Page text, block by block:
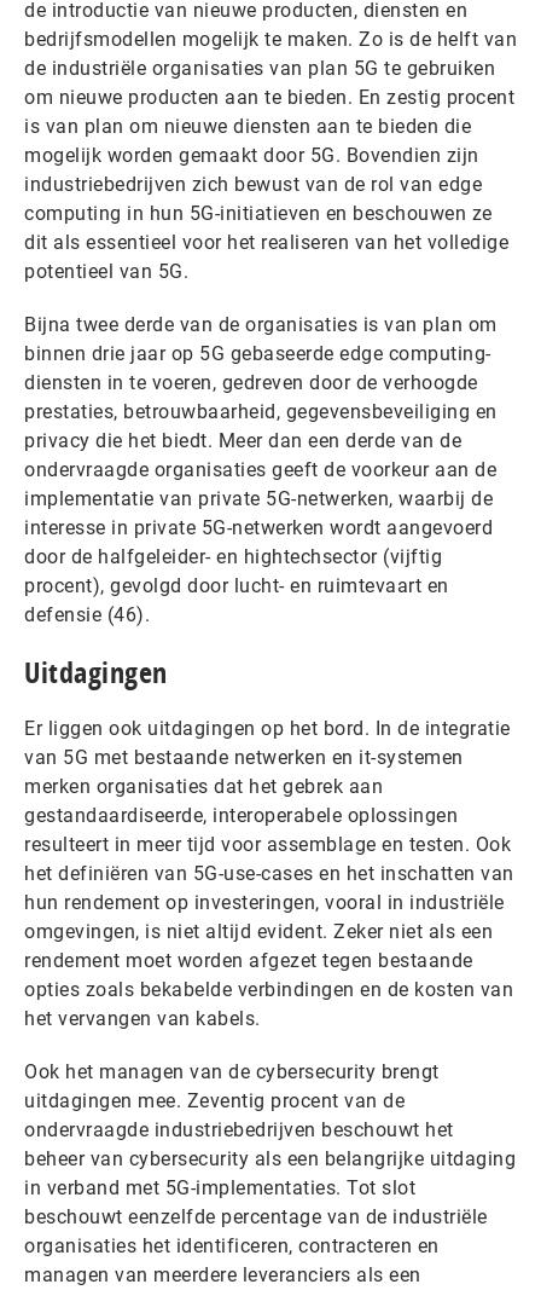
de introductie van nieuwe producten, diensten en
bedrijfsmodellen mogelijk te maken. Zo is de helft van
de industriële organisaties van plan 5G te gebruiken
om nieuwe producten aan te bieden. En zestig procent
is van plan om nieuwe diensten aan te bieden die
mogelijk worden gemaakt door 5G. Bovendien zijn
industriebedrijven zich bewust van de rol van edge
computing in hun 5G-initiatieven en beschouwen ze
dit als essentieel voor het realiseren van het volledige
potentieel van 5G.
Bijna twee derde van de organisaties is van plan om
binnen drie jaar op 5G gebaseerde edge computing-
diensten in te voeren, gedreven door de verhoogde
prestaties, betrouwbaarheid, gegevensbeveiliging en
privacy die het biedt. Meer dan een derde van de
ondervraagde organisaties geeft de voorkeur aan de
implementatie van private 5G-netwerken, waarbij de
interesse in private 5G-netwerken wordt aangevoerd
door de halfgeleider- en hightechsector (vijftig
procent), gevolgd door lucht- en ruimtevaart en
defensie (46).
Uitdagingen
Er liggen ook uitdagingen op het bord. In de integratie
van 5G met bestaande netwerken en it-systemen
merken organisaties dat het gebrek aan
gestandaardiseerde, interoperabele oplossingen
resulteert in meer tijd voor assemblage en testen. Ook
het definiëren van 5G-use-cases en het inschatten van
hun rendement op investeringen, vooral in industriële
omgevingen, is niet altijd evident. Zeker niet als een
rendement moet worden afgezet tegen bestaande
opties zoals bekabelde verbindingen en de kosten van
het vervangen van kabels.
Ook het managen van de cybersecurity brengt
uitdagingen mee. Zeventig procent van de
ondervraagde industriebedrijven beschouwt het
beheer van cybersecurity als een belangrijke uitdaging
in verband met 5G-implementaties. Tot slot
beschouwt eenzelfde percentage van de industriële
organisaties het identificeren, contracteren en
managen van meerdere leveranciers als een